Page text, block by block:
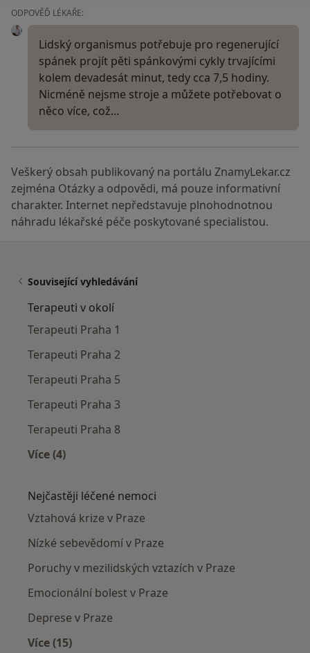
ODPOVĚĎ LÉKAŘE:
Lidský organismus potřebuje pro regenerující
spánek projít pěti spánkovými cykly trvajícími
kolem devadesát minut, tedy cca 7,5 hodiny.
Nicméně nejsme stroje a můžete potřebovat o
něco více, což…
Veškerý obsah publikovaný na portálu ZnamyLekar.cz
zejména Otázky a odpovědi, má pouze informativní
charakter. Internet nepředstavuje plnohodnotnou
náhradu lékařské péče poskytované specialistou.
Související vyhledávání
Terapeuti v okolí
Terapeuti Praha 1
Terapeuti Praha 2
Terapeuti Praha 5
Terapeuti Praha 3
Terapeuti Praha 8
Více (4)
Nejčastěji léčené nemoci
Vztahová krize v Praze
Nízké sebevědomí v Praze
Poruchy v mezilidských vztazích v Praze
Emocionální bolest v Praze
Deprese v Praze
Více (15)